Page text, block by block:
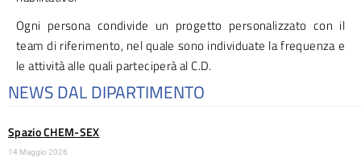
Ogni persona condivide un progetto personalizzato con il
team di riferimento, nel quale sono individuate la frequenza e
le attività alle quali parteciperà al C.D.
NEWS DAL DIPARTIMENTO
Spazio CHEM-SEX
14 Maggio 2026